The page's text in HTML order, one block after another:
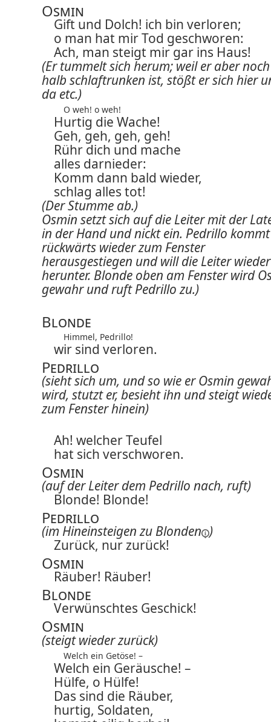
Osmin
Gift und Dolch! ich bin verloren;
o man hat mir Tod geschworen:
Ach, man steigt mir gar ins Haus!
(Er tummelt sich herum; weil er aber noch
halb schlaftrunken ist, stößt er sich hier
da etc.)
O weh! o weh!
Hurtig die Wache!
Geh, geh, geh, geh!
Rühr dich und mache
alles darnieder:
Komm dann bald wieder,
schlag alles tot!
(Der Stumme ab.)
Osmin setzt sich auf die Leiter mit der
in der Hand und nickt ein. Pedrillo kommt
rückwärts wieder zum Fenster
herausgestiegen und will die Leiter wieder
herunter. Blonde oben am Fenster wird
gewahr und ruft Pedrillo zu.)
Blonde
Himmel, Pedrillo!
wir sind verloren.
Pedrillo
(sieht sich um, und so wie er Osmin
wird, stutzt er, besieht ihn und steigt
zum Fenster hinein)
Ah! welcher Teufel
hat sich verschworen.
Osmin
(auf der Leiter dem Pedrillo nach, ruft)
Blonde! Blonde!
Pedrillo
(im Hineinsteigen zu Blonden )
Zurück, nur zurück!
Osmin
Räuber! Räuber!
Blonde
Verwünschtes Geschick!
Osmin
(steigt wieder zurück)
Welch ein Getöse! –
Welch ein Geräusche! –
Hülfe, o Hülfe!
Das sind die Räuber,
hurtig, Soldaten,